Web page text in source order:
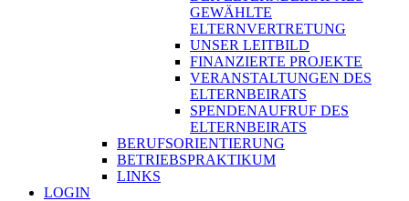
GEWÄHLTE
ELTERNVERTRETUNG
UNSER LEITBILD
FINANZIERTE PROJEKTE
VERANSTALTUNGEN DES
ELTERNBEIRATS
SPENDENAUFRUF DES
ELTERNBEIRATS
BERUFSORIENTIERUNG
BETRIEBSPRAKTIKUM
LINKS
LOGIN